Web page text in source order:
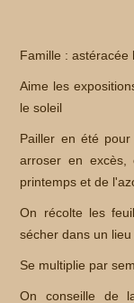
Famille : astéracée
Aime les
le soleil
Pailler en été
arroser en
printemps et de
On récolte les
sécher dans un
Se multiplie par
On conseille de